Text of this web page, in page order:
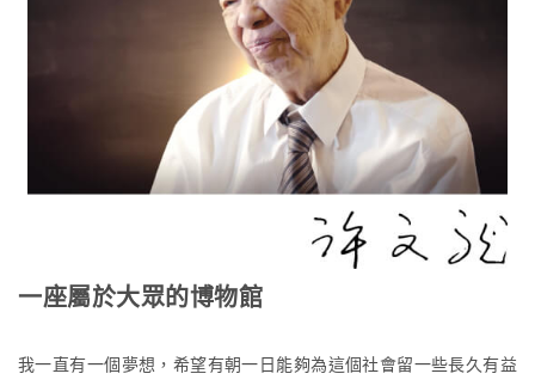
一座屬於大眾的博物館
我一直有一個夢想，希望有朝一日能夠為這個社會留一些長久有益